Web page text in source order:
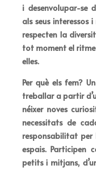
i desenvolupar-se
als seus interessos
respecten la
tot moment el ritme
elles.
Per què els fem?
treballar a partir
néixer noves
necessitats de
responsabilitat
espais. Participen
petits i mitjans,